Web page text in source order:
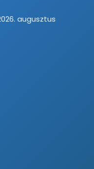
augusztus